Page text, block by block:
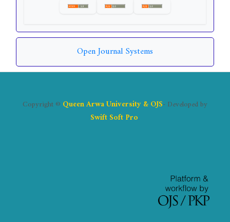
Open Journal Systems
Copyright © Queen Arwa University & OJS- Developed by
Swift Soft Pro.